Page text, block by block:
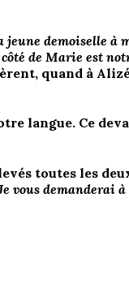
jeune demoiselle à
de Marie est
quand à
langue. Ce
toutes les
vous demanderai